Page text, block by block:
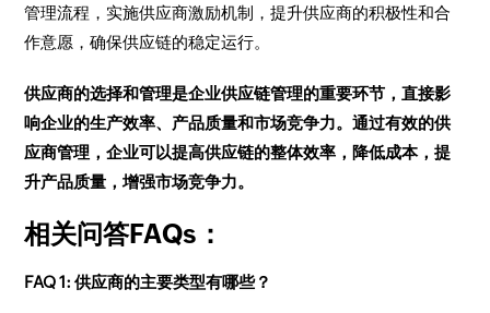
管理流程，实施供应商激励机制，提升供应商的积极性和合
作意愿，确保供应链的稳定运行。
供应商的选择和管理是企业供应链管理的重要环节，直接影
响企业的生产效率、产品质量和市场竞争力。通过有效的供
应商管理，企业可以提高供应链的整体效率，降低成本，提
升产品质量，增强市场竞争力。
相关问答FAQs：
FAQ 1: 供应商的主要类型有哪些？